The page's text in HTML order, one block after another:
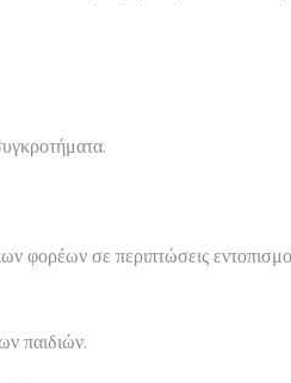
σε περιπτώσεις
παιδιών.